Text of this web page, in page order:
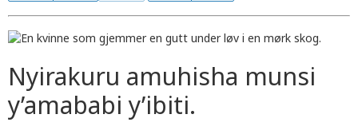
Nyirakuru amuhisha munsi
y’amababi y’ibiti.